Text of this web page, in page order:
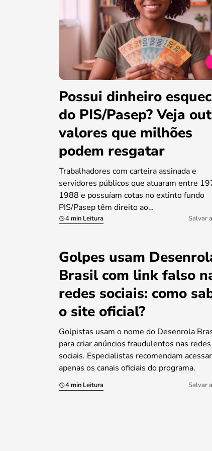
Possui dinheiro
do PIS/Pasep? Veja
valores que milhões
podem resgatar
Trabalhadores com carteira assinada e
servidores públicos que atuaram entre
1988 e possuíam cotas no extinto fundo
PIS/Pasep têm direito ao…
4 min Leitura Salvar
Golpes usam
Brasil com link falso
redes sociais: como
o site oficial?
Golpistas usam o nome do Desenrola
para criar anúncios fraudulentos nas redes
sociais. Especialistas recomendam acessar
apenas os canais oficiais do programa.
4 min Leitura Salvar